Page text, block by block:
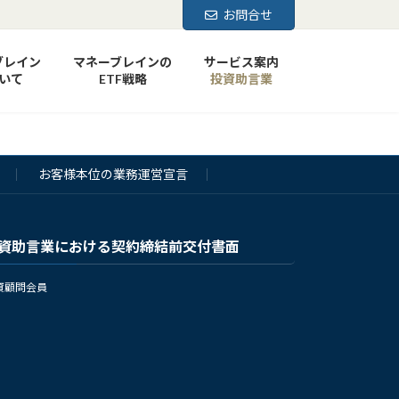
お問合せ
レイン
て
マネーブレインの
ETF戦略
サービス案内
投資助言業
お客様本位の業務運営宣言
助言業における契約締結前交付書面
顧問会員